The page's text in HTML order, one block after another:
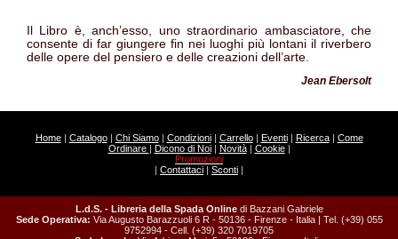
Il Libro è, anch’esso, uno straordinario ambasciatore, che
consente di far giungere fin nei luoghi più lontani il riverbero
delle opere del pensiero e delle creazioni dell’arte.
Jean Ebersolt
Home| Catalogo| Chi Siamo| Condizioni| Carrello| Eventi| Ricerca| Come
Ordinare | Dicono di Noi| Novità| Cookie|
Promozioni
| Contattaci | Sconti |
L.d.S. - Libreria della Spada Online di Bazzani Gabriele
Sede Operativa: Via Augusto Barazzuoli 6 R - 50136 - Firenze - Italia | Tel. (+39) 055
9752994 - Cell. (+39) 320 7019705